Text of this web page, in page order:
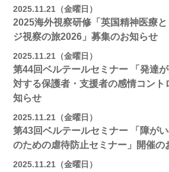
2025.11.21（金曜日）
2025海外視察研修「英国精神医療
ジ視察の旅2026」募集のお知らせ
2025.11.21（金曜日）
第44回ベルテールセミナー 「発達
対する保護者・支援者の感情コント
知らせ
2025.11.21（金曜日）
第43回ベルテールセミナー 「障が
のための虐待防止セミナー」開催の
2025.11.21（金曜日）